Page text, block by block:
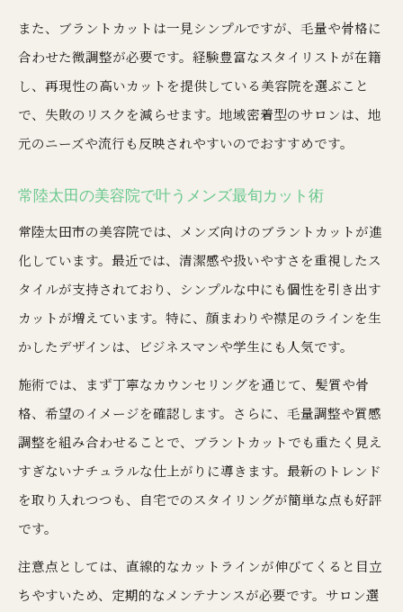
常陸太田市で話題の美容院利用ポイント
専門性が光るブラントカットの魅力
美容院の技術力が際立つブラントカット
常陸太田市美容院で体感できる専門性
スタイリストの提案力で差がつく美容院
口コミ評価でわかる美容院の実力紹介
つくば市で快適な美容院体験を手に入れる
メンズが選ぶつくば市美容院の魅力解説
ブラントカットで日常が変わる美容院体験
また、ブラントカットは一見シンプルですが、毛量や骨格に
合わせた微調整が必要です。経験豊富なスタイリストが在籍
し、再現性の高いカットを提供している美容院を選ぶこと
で、失敗のリスクを減らせます。地域密着型のサロンは、地
元のニーズや流行も反映されやすいのでおすすめです。
常陸太田の美容院で叶うメンズ最旬カット術
常陸太田市の美容院では、メンズ向けのブラントカットが進
化しています。最近では、清潔感や扱いやすさを重視したス
タイルが支持されており、シンプルな中にも個性を引き出す
カットが増えています。特に、顔まわりや襟足のラインを生
かしたデザインは、ビジネスマンや学生にも人気です。
施術では、まず丁寧なカウンセリングを通じて、髪質や骨
格、希望のイメージを確認します。さらに、毛量調整や質感
調整を組み合わせることで、ブラントカットでも重たく見え
すぎないナチュラルな仕上がりに導きます。最新のトレンド
を取り入れつつも、自宅でのスタイリングが簡単な点も好評
です。
注意点としては、直線的なカットラインが伸びてくると目立
ちやすいため、定期的なメンテナンスが必要です。サロン選